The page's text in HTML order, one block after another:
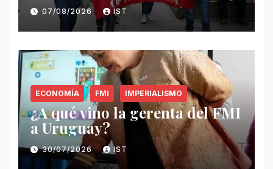
07/08/2026 IST
ECONOMÍA FMI IMPERIALISMO
¿A qué vino la gerenta del FMI
a Uruguay?
30/07/2026 IST